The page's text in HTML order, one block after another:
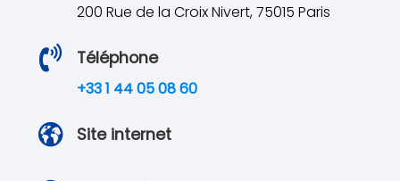
200 Rue de la Croix Nivert, 75015 Paris
Téléphone
+33 1 44 05 08 60
Site internet